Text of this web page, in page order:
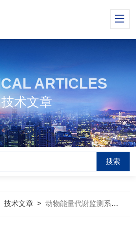
ARTICLES
技术文章
技术文章 >动物能量代谢监测系统的使用注意事项